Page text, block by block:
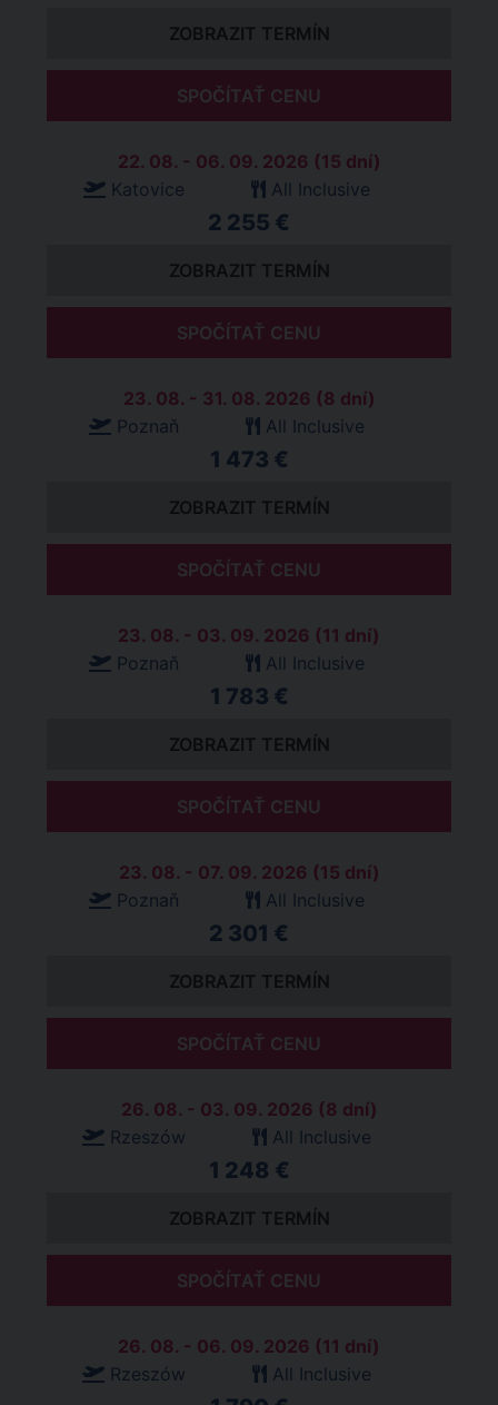
ZOBRAZIT TERMÍN
SPOČÍTAŤ CENU
22. 08. - 06. 09. 2026 (15 dní)
Katovice
All Inclusive
2 255 €
ZOBRAZIT TERMÍN
SPOČÍTAŤ CENU
23. 08. - 31. 08. 2026 (8 dní)
Poznaň
All Inclusive
1 473 €
ZOBRAZIT TERMÍN
SPOČÍTAŤ CENU
23. 08. - 03. 09. 2026 (11 dní)
Poznaň
All Inclusive
1 783 €
ZOBRAZIT TERMÍN
SPOČÍTAŤ CENU
23. 08. - 07. 09. 2026 (15 dní)
Poznaň
All Inclusive
2 301 €
ZOBRAZIT TERMÍN
SPOČÍTAŤ CENU
26. 08. - 03. 09. 2026 (8 dní)
Rzeszów
All Inclusive
1 248 €
ZOBRAZIT TERMÍN
SPOČÍTAŤ CENU
26. 08. - 06. 09. 2026 (11 dní)
Rzeszów
All Inclusive